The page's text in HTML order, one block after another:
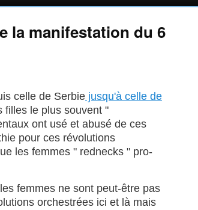
la manifestation du 6
celle de Serbie jusqu'à celle de
filles le plus souvent "
ont usé et abusé de ces
pour ces révolutions
les femmes " rednecks " pro-
femmes ne sont peut-être pas
orchestrées ici et là mais